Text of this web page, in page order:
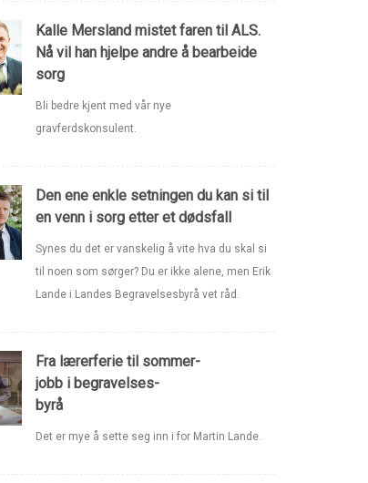
Kalle Mersland mistet faren til ALS.
Nå vil han hjelpe andre å bearbeide
sorg
Bli bedre kjent med vår nye
gravferdskonsulent.
Den ene enkle setningen du kan si til
en venn i sorg etter et dødsfall
Synes du det er vanskelig å vite hva du skal si
til noen som sørger? Du er ikke alene, men Erik
Lande i Landes Begravelsesbyrå vet råd.
Fra lærerferie til sommer-
jobb i begravelses-
byrå
Det er mye å sette seg inn i for Martin Lande.